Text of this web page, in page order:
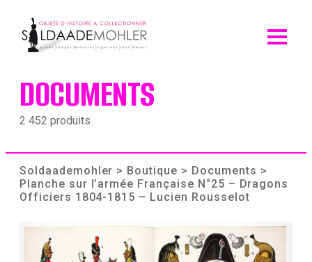
content
DOCUMENTS
2 452 produits
Soldaademohler > Boutique > Documents >
Planche sur l’armée Française N°25 – Dragons
Officiers 1804-1815 – Lucien Rousselot